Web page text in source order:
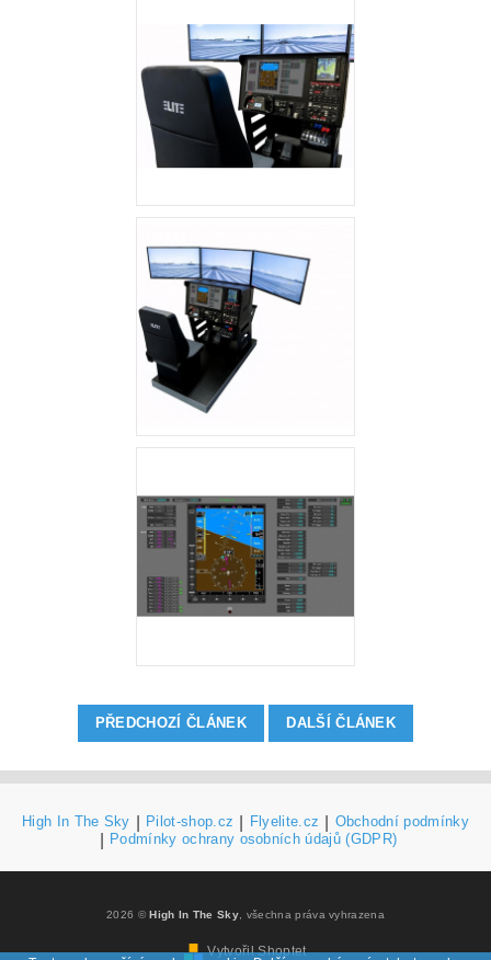
PŘEDCHOZÍ ČLÁNEK DALŠÍ ČLÁNEK
High In The Sky Pilot-shop.cz Flyelite.cz Obchodní podmínky
Podmínky ochrany osobních údajů (GDPR)
2026 ©High In The Sky , všechna práva vyhrazena
Vytvořil Shoptet